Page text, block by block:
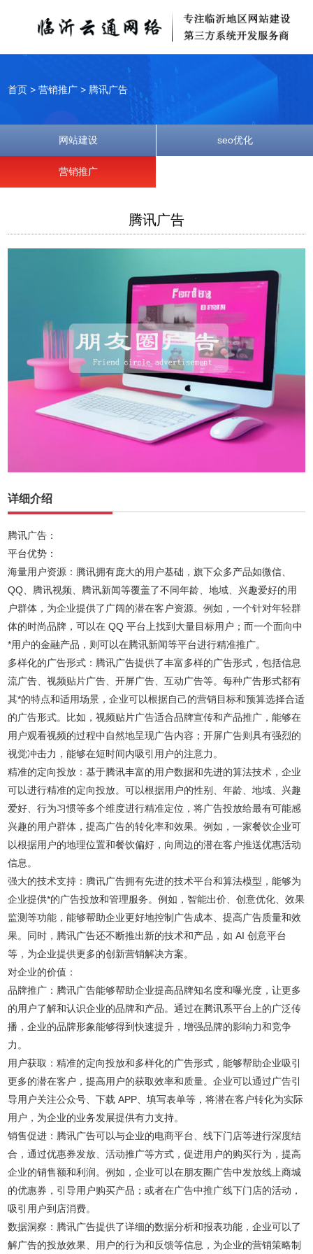
首页 >营销推广 > 腾讯广告
网站建设 seo优化
营销推广
腾讯广告
详细介绍
腾讯广告：
平台优势：
海量用户资源：腾讯拥有庞大的用户基础，旗下众多产品如微信、
QQ、腾讯视频、腾讯新闻等覆盖了不同年龄、地域、兴趣爱好的用
户群体，为企业提供了广阔的潜在客户资源。例如，一个针对年轻群
体的时尚品牌，可以在 QQ 平台上找到大量目标用户；而一个面向中
*用户的金融产品，则可以在腾讯新闻等平台进行精准推广。
多样化的广告形式：腾讯广告提供了丰富多样的广告形式，包括信息
流广告、视频贴片广告、开屏广告、互动广告等。每种广告形式都有
其*的特点和适用场景，企业可以根据自己的营销目标和预算选择合适
的广告形式。比如，视频贴片广告适合品牌宣传和产品推广，能够在
用户观看视频的过程中自然地呈现广告内容；开屏广告则具有强烈的
视觉冲击力，能够在短时间内吸引用户的注意力。
精准的定向投放：基于腾讯丰富的用户数据和先进的算法技术，企业
可以进行精准的定向投放。可以根据用户的性别、年龄、地域、兴趣
爱好、行为习惯等多个维度进行精准定位，将广告投放给最有可能感
兴趣的用户群体，提高广告的转化率和效果。例如，一家餐饮企业可
以根据用户的地理位置和餐饮偏好，向周边的潜在客户推送优惠活动
信息。
强大的技术支持：腾讯广告拥有先进的技术平台和算法模型，能够为
企业提供*的广告投放和管理服务。例如，智能出价、创意优化、效果
监测等功能，能够帮助企业更好地控制广告成本、提高广告质量和效
果。同时，腾讯广告还不断推出新的技术和产品，如 AI 创意平台
等，为企业提供更多的创新营销解决方案。
对企业的价值：
品牌推广：腾讯广告能够帮助企业提高品牌知名度和曝光度，让更多
的用户了解和认识企业的品牌和产品。通过在腾讯系平台上的广泛传
播，企业的品牌形象能够得到快速提升，增强品牌的影响力和竞争
力。
用户获取：精准的定向投放和多样化的广告形式，能够帮助企业吸引
更多的潜在客户，提高用户的获取效率和质量。企业可以通过广告引
导用户关注公众号、下载 APP、填写表单等，将潜在客户转化为实际
用户，为企业的业务发展提供有力支持。
销售促进：腾讯广告可以与企业的电商平台、线下门店等进行深度结
合，通过优惠券发放、活动推广等方式，促进用户的购买行为，提高
企业的销售额和利润。例如，企业可以在朋友圈广告中发放线上商城
的优惠券，引导用户购买产品；或者在广告中推广线下门店的活动，
吸引用户到店消费。
数据洞察：腾讯广告提供了详细的数据分析和报表功能，企业可以了
解广告的投放效果、用户的行为和反馈等信息，为企业的营销策略制